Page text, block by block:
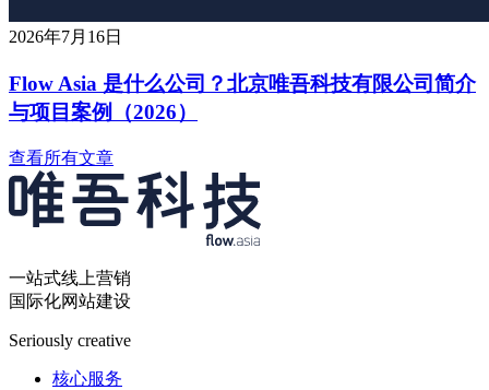
2026年7月16日
Flow Asia 是什么公司？北京唯吾科技有限公司简介
与项目案例（2026）
查看所有文章
一站式线上营销
国际化网站建设
Seriously creative
核心服务